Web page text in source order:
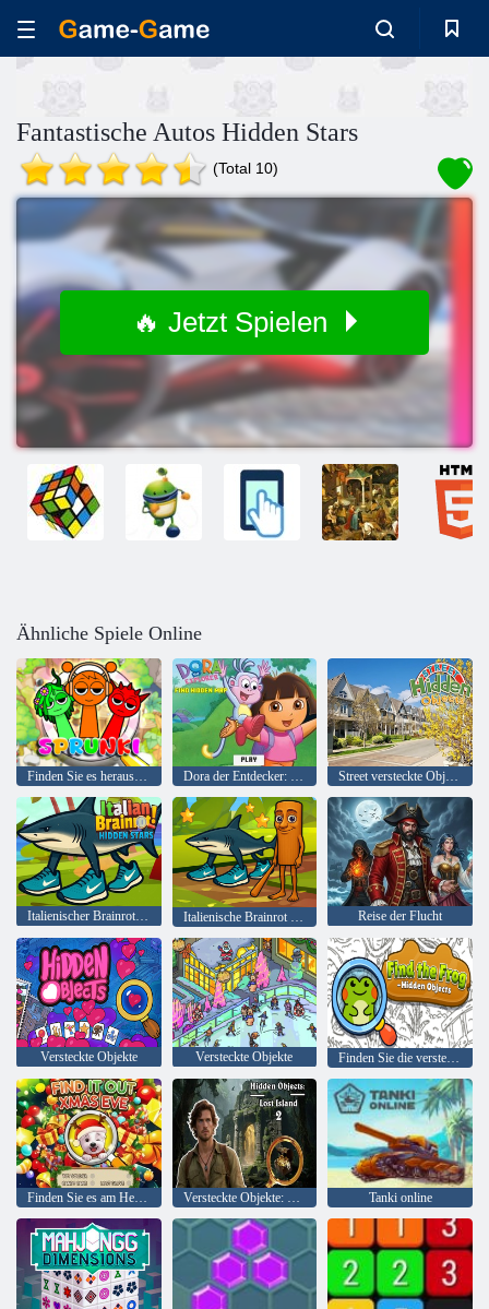
Fantastische Autos Hidden Stars
(Total 10)
🔥 Jetzt Spielen
Ähnliche Spiele Online
Finden Sie es heraus Sprunki Dora der Entdecker: Finden Sie eine versteckte Karte Street versteckte Objekte
Italienischer Brainrot! Versteckte Sterne Italienische Brainrot finden die Sterne Reise der Flucht
Versteckte Objekte Versteckte Objekte Finden Sie die versteckten Objekte des Frosches
Tanki online